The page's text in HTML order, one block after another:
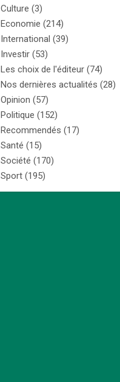
Culture (3)
Economie (214)
International (39)
Investir (53)
Les choix de l'éditeur (74)
Nos dernières actualités (28)
Opinion (57)
Politique (152)
Recommendés (17)
Santé (15)
Société (170)
Sport (195)